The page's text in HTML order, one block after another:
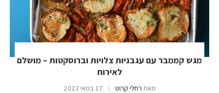
מגש קממבר עם עגבניות צלויות וברוסקטות – מושלם
לאירוח
מאת רחלי קרוט 17 במאי 2023